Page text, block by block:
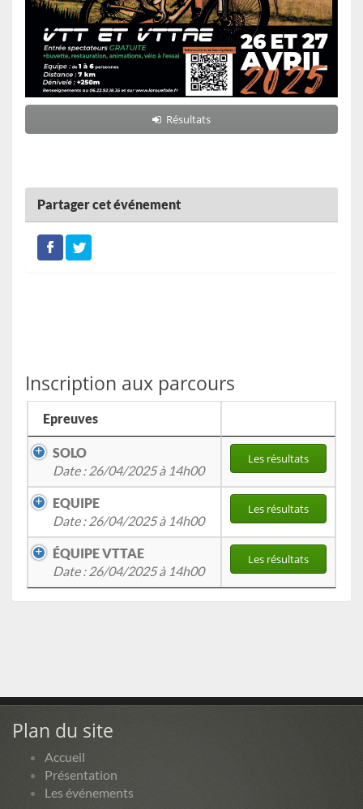
Résultats
Partager cet événement
Inscription aux parcours
Epreuves
SOLO
Date : 26/04/2025 à 14h00
Les résultats
EQUIPE
Date : 26/04/2025 à 14h00
Les résultats
ÉQUIPE VTTAE
Date : 26/04/2025 à 14h00
Les résultats
Plan du site
Accueil
Présentation
Les événements